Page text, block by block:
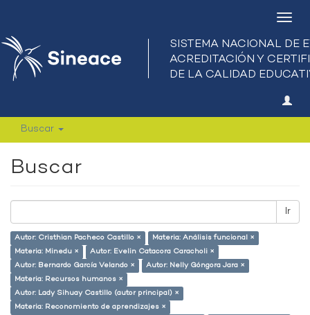
Buscar
Buscar
Ir
Autor: Cristhian Pacheco Castillo ×
Materia: Análisis funcional ×
Materia: Minedu ×
Autor: Evelin Catacora Caracholi ×
Autor: Bernardo García Velando ×
Autor: Nelly Góngora Jara ×
Materia: Recursos humanos ×
Autor: Lady Sihuay Castillo (autor principal) ×
Materia: Reconomiento de aprendizajes ×